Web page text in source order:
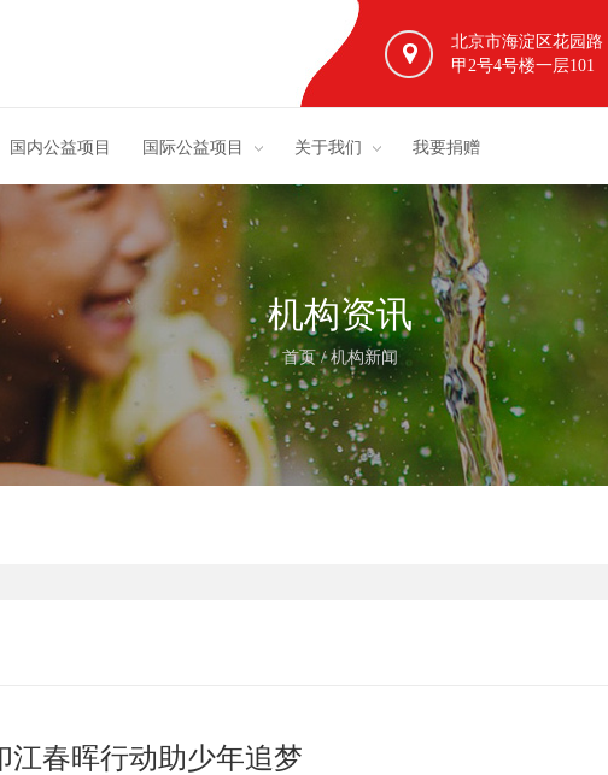
北京市海淀区花园路
甲2号4号楼一层101
国内公益项目 国际公益项目 关于我们 我要捐赠
机构资讯
首页/机构新闻
江春晖行动助少年追梦